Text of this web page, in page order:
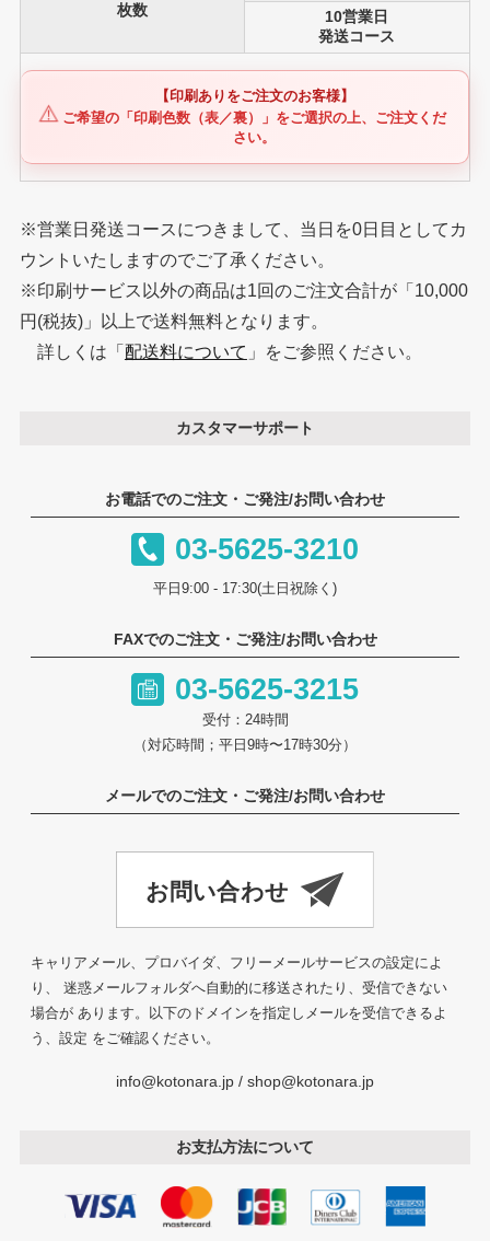
枚数
10営業日
発送コース
⚠️
【印刷ありをご注文のお客様】
ご希望の「印刷色数（表／裏）」をご選択の上、ご注文くだ
さい。
※営業日発送コースにつきまして、当日を0日目としてカ
ウントいたしますのでご了承ください。
※印刷サービス以外の商品は1回のご注文合計が「10,000
円(税抜)」以上で送料無料となります。
詳しくは「 配送料について 」をご参照ください。
カスタマーサポート
お電話でのご注文・ご発注/お問い合わせ
03-5625-3210
平日9:00 - 17:30(土日祝除く)
FAXでのご注文・ご発注/お問い合わせ
03-5625-3215
受付：24時間
（対応時間；平日9時〜17時30分）
メールでのご注文・ご発注/お問い合わせ
キャリアメール、プロバイダ、フリーメールサービスの設定によ
り、 迷惑メールフォルダへ自動的に移送されたり、受信できない
場合が あります。以下のドメインを指定しメールを受信できるよ
う、設定 をご確認ください。
info@kotonara.jp / shop@kotonara.jp
お支払方法について